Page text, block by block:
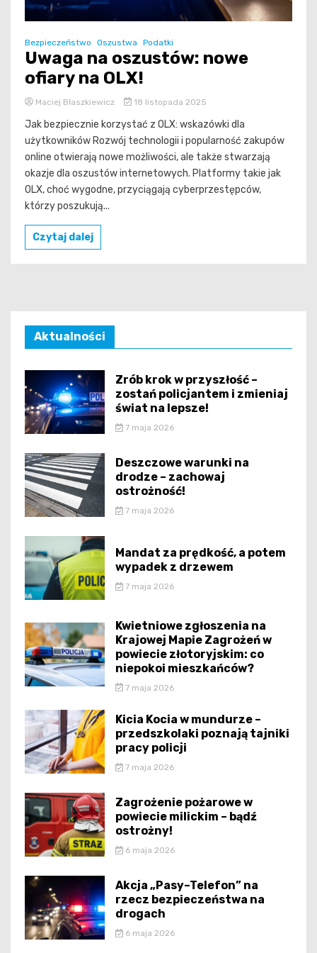
Bezpieczeństwo Oszustwa Podatki
Uwaga na oszustów: nowe
ofiary na OLX!
Maciej Błaszkiewicz 18 listopada 2025
Jak bezpiecznie korzystać z OLX: wskazówki dla
użytkowników Rozwój technologii i popularność zakupów
online otwierają nowe możliwości, ale także stwarzają
okazje dla oszustów internetowych. Platformy takie jak
OLX, choć wygodne, przyciągają cyberprzestępców,
którzy poszukują...
Czytaj dalej
Aktualności
Zrób krok w przyszłość –
zostań policjantem i zmieniaj
świat na lepsze!
7 maja 2026
Deszczowe warunki na
drodze – zachowaj
ostrożność!
7 maja 2026
Mandat za prędkość, a potem
wypadek z drzewem
7 maja 2026
Kwietniowe zgłoszenia na
Krajowej Mapie Zagrożeń w
powiecie złotoryjskim: co
niepokoi mieszkańców?
7 maja 2026
Kicia Kocia w mundurze –
przedszkolaki poznają tajniki
pracy policji
7 maja 2026
Zagrożenie pożarowe w
powiecie milickim – bądź
ostrożny!
6 maja 2026
Akcja „Pasy–Telefon” na
rzecz bezpieczeństwa na
drogach
6 maja 2026